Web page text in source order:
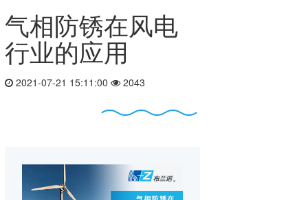
气相防锈在风电
行业的应用
2021-07-21 15:11:00 2043